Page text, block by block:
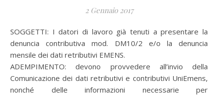
2 Gennaio 2017
SOGGETTI: I datori di lavoro già tenuti a presentare la
denuncia contributiva mod. DM10/2 e/o la denuncia
mensile dei dati retributivi EMENS.
ADEMPIMENTO: devono provvedere all’invio della
Comunicazione dei dati retributivi e contributivi UniEmens,
nonché delle informazioni necessarie per